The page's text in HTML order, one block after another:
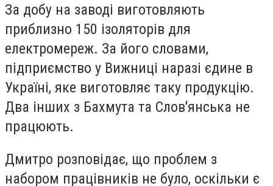
За добу на заводі виготовляють
приблизно 150 ізоляторів для
електромереж. За його словами,
підприємство у Вижниці наразі єдине в
Україні, яке виготовляє таку продукцію.
Два інших з Бахмута та Слов'янська не
працюють.
Дмитро розповідає, що проблем з
набором працівників не було, оскільки є